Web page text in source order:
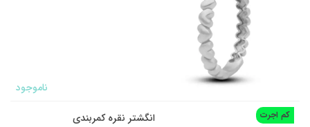
ناموجود
کم اجرت
انگشتر نقره کمربندی